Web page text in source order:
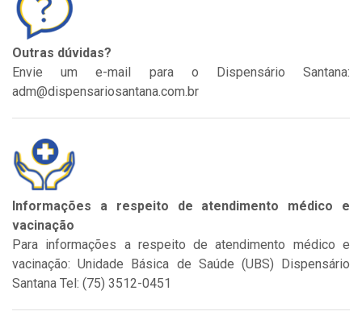
Outras dúvidas?
Envie um e-mail para o Dispensário Santana:
adm@dispensariosantana.com.br
Informações a respeito de atendimento médico e
vacinação
Para informações a respeito de atendimento médico e
vacinação: Unidade Básica de Saúde (UBS) Dispensário
Santana Tel: (75) 3512-0451